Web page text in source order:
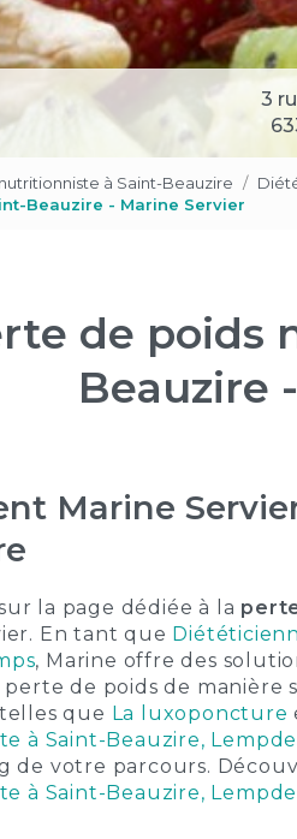
3
à Saint-Beauzire
Beauzire - Marine Servier
de poids
Beauzire
Marine
la page dédiée à la
En tant que
, Marine offre des
de poids de manière
que La luxoponcture
à Saint-Beauzire,
de votre parcours.
à Saint-Beauzire,